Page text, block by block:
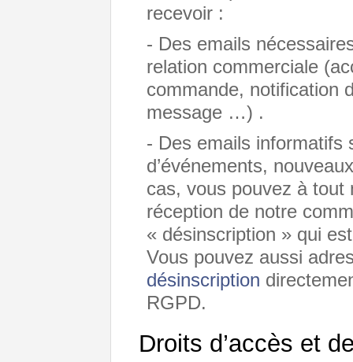
recevoir :
- Des emails
relation commerciale
commande, notification
message …) .
- Des emails informatifs
d’événements,
cas, vous pouvez à tout
réception de notre
« désinscription » qui
Vous pouvez aussi
désinscription
RGPD.
Droits d’accès et